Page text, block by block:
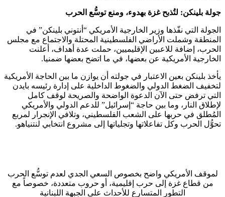
جولة بلينكن: لتُذبح غزة بهدوء، ومنع توسُّع الحرب
الجولة التي نفّذها وزير الخارجية الأمريكي “أنتوني بلينكن” في
المنطقة وشملت الأراضي الفلسطينية المحتلة والاجتماع مع مجلس
الحرب، إضافة للاعبين الإقليميين، حملت عدة أهداف، أعلنت
الخارجية الأمريكية عن بعضها، في ما اتضح بعضها ضمنيا.
يأخذ بلينكن بعين الاعتبار في جولته أن يوازن ما بين الحاجة الأمريكية
لتخفيف الضغط الدولي والضغوط الداخلية على إدارة رئيسه بايدن
التي ترفض حتى الآن الدعوة الواضحة والصريحة لوقف كامل
لإطلاق النار، وما بين حاجة “إسرائيل” للدعم الدولي والأمريكي
المُطلق في حربها على الشعب الفلسطيني، وتلافي الإنجرار لمربع
تحوُّل الحرب وكل تفاعلاتها وتجلياتها إلى مشروع انتخابي لنتنياهو.
لموقف الأمريكي واضح بخصوص السعي الجدي لعدم توسُّع الحرب
من قطاع غزة إلى حرب إقليمية، أو حروب متعددة، خصوصاً مع
التطور المتسارع للأحداث على الجبهة اللبنانية